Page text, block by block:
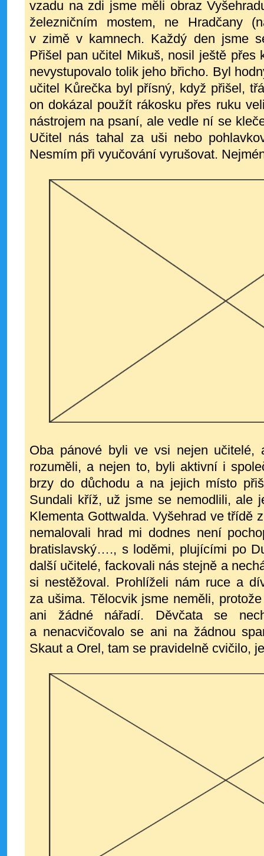
vzadu na zdi jsme měli obraz
železničním mostem, ne Hradčany
v zimě v kamnech. Každý den jsme
Přišel pan učitel Mikuš, nosil ještě přes
nevystupovalo tolik jeho břicho. Byl
učitel Kůrečka byl přísný, když přišel,
on dokázal použít rákosku přes ruku
nástrojem na psaní, ale vedle ní se
Učitel nás tahal za uši nebo
Nesmím při vyučování vyrušovat.
Oba pánové byli ve vsi nejen učitelé,
rozuměli, a nejen to, byli aktivní i
brzy do důchodu a na jejich místo
Sundali kříž, už jsme se nemodlili, ale
Klementa Gottwalda. Vyšehrad ve třídě
nemalovali hrad mi dodnes není
bratislavský…., s loděmi, plujícími po
další učitelé, fackovali nás stejně a
si nestěžoval. Prohlíželi nám ruce a
za ušima. Tělocvik jsme neměli,
ani žádné nářadí. Děvčata se
a nenacvičovalo se ani na žádnou
Skaut a Orel, tam se pravidelně cvičilo,